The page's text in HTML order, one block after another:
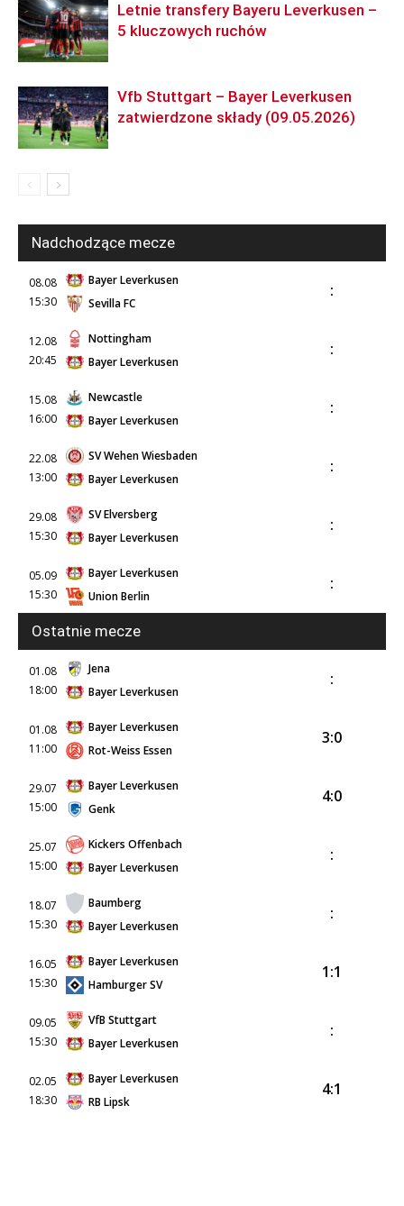
Letnie transfery Bayeru Leverkusen –
5 kluczowych ruchów
Vfb Stuttgart – Bayer Leverkusen
zatwierdzone składy (09.05.2026)
Nadchodzące mecze
08.08
15:30
Bayer Leverkusen
Sevilla FC
:
12.08
20:45
Nottingham
Bayer Leverkusen
:
15.08
16:00
Newcastle
Bayer Leverkusen
:
22.08
13:00
SV Wehen Wiesbaden
Bayer Leverkusen
:
29.08
15:30
SV Elversberg
Bayer Leverkusen
:
05.09
15:30
Bayer Leverkusen
Union Berlin
:
Ostatnie mecze
01.08
18:00
Jena
Bayer Leverkusen
:
01.08
11:00
Bayer Leverkusen
Rot-Weiss Essen
3:0
29.07
15:00
Bayer Leverkusen
Genk
4:0
25.07
15:00
Kickers Offenbach
Bayer Leverkusen
:
18.07
15:30
Baumberg
Bayer Leverkusen
:
16.05
15:30
Bayer Leverkusen
Hamburger SV
1:1
09.05
15:30
VfB Stuttgart
Bayer Leverkusen
:
02.05
18:30
Bayer Leverkusen
RB Lipsk
4:1